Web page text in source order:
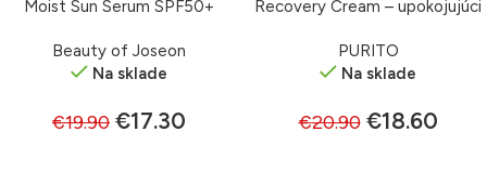
Moist Sun Serum SPF50+
faktorom 50 ml
Beauty of Joseon
Na sklade
€19.90 €17.30
Recovery Cream – upokojujúci
PURITO
Na sklade
€20.90 €18.60